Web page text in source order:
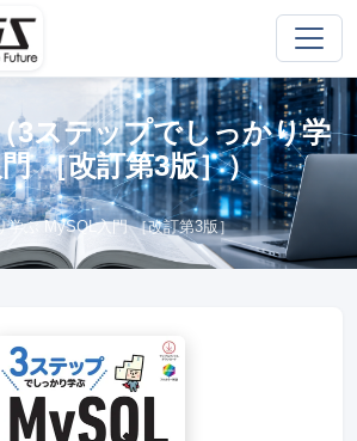
3ステップでしっかり学
［改訂第3版］）
学ぶ MySQL入門 ［改訂第3版］